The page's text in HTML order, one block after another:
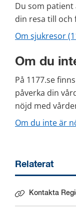
Du som
din resa till och
Om sjukresor
Om du
På 1177.se
påverka din
nöjd med
Om du inte är
Relaterat
Kontakta